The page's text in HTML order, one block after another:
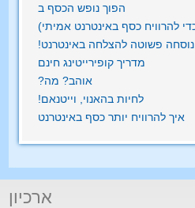
הפוך נופש הכסף ב
נוסחה פשוטה להצלחה באינטרנט!
מדריך קופירייטינג חינם
אוהב? מה?
לחיות בהאנוי, וייטנאם!
איך להרוויח יותר כסף באינטרנט
ארכיון